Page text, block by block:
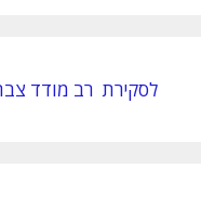
לסקירת רב מודד